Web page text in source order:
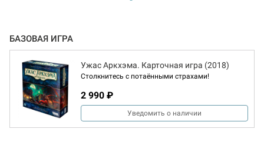
БАЗОВАЯ ИГРА
Ужас Аркхэма. Карточная игра (2018)
Столкнитесь с потаёнными страхами!
2 990 ₽
Уведомить о наличии